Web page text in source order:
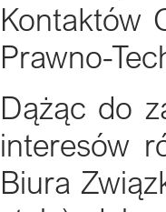
Kontaktów
Prawno-
Dążąc do
interesów
Biura